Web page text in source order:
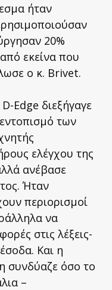
ήταν
20%
εκείνα που
ο κ. Brivet.
Edge διεξήγαγε
των
ελέγχου της
ανέβασε
Ήταν
περιορισμοί
να
στις λέξεις-
Και η
συνδύαζε όσο το
–